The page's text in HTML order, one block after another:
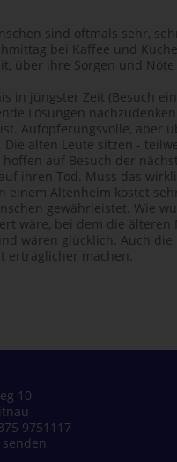
sind oftmals sehr,
bei Kaffee und
über ihre Sorgen und
in jüngster Zeit (Besuch
Lösungen
Aufopferungsvolle, aber
Die alten Leute sitzen -
auf Besuch der
ihren Tod. Muss das
einem Altenheim kostet
gewährleistet. Wie
wäre, bei dem die
wären glücklich. Auch
erträglicher machen.
10
9751117